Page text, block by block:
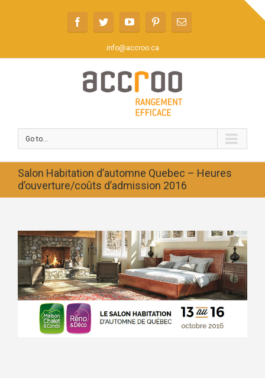
info@accroo.ca
Go to...
Salon Habitation d’automne Quebec – Heures
d’ouverture/coûts d’admission 2016